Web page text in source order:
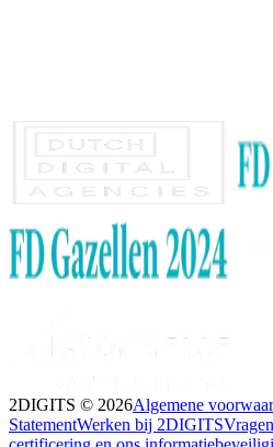
2DIGITS © 2026Algemene
StatementWerken bij 2DIGITS